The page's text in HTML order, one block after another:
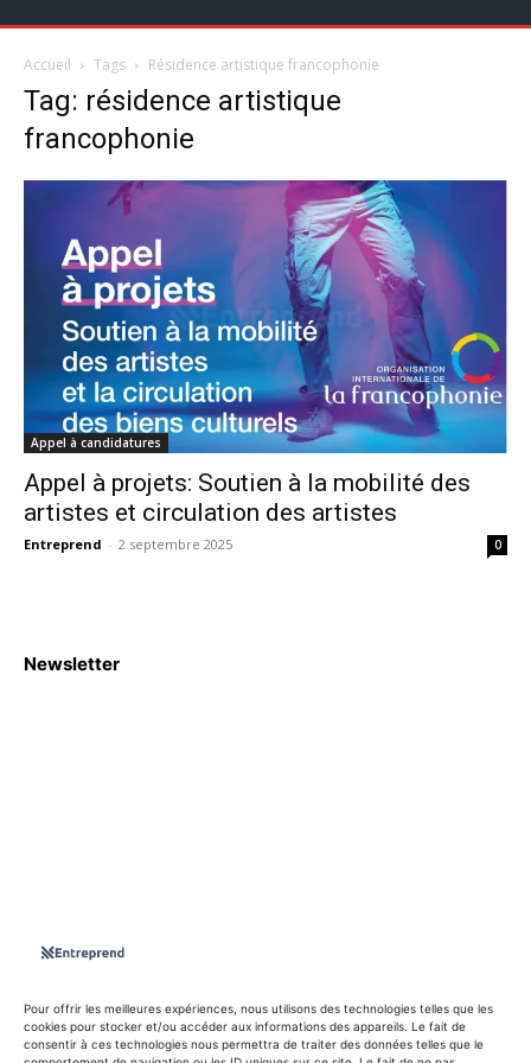
Pour offrir les meilleures expériences, nous utilisons des technologies telles que les
cookies pour stocker et/ou accéder aux informations des appareils. Le fait de
consentir à ces technologies nous permettra de traiter des données telles que le
Accueil Tags Résidence artistique francophonie
Tag: résidence artistique
francophonie
Appel à candidatures
Appel à projets: Soutien à la mobilité des
artistes et circulation des artistes
Entreprend - 2 septembre 2025 0
Newsletter